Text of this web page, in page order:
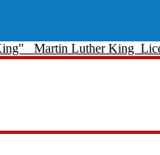
Martin Luther King